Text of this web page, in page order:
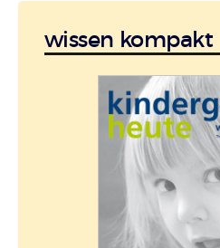
wissen kompakt